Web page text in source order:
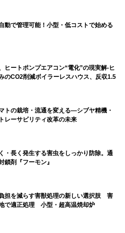
動で管理可能！小型・低コストで始める
ヒートポンプエアコン“電化”の現実解-ヒ
のCO2削減ボイラーレスハウス、反収1.5
トの栽培・流通を変える―シブヤ精機・
レーサビリティ改革の未来
・長く発生する害虫をしっかり防除。通
鎖剤『フーモン』
担を減らす害獣処理の新しい選択肢 害
で適正処理 小型・超高温焼却炉